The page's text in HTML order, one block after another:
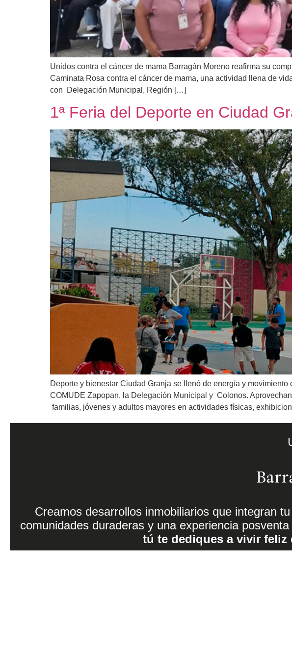
Unidos contra el cáncer de mama Barragán Moreno reafirma su
Caminata Rosa contra el cáncer de mama, una actividad llena de
con Delegación Municipal, Región […]
1ª Feria del Deporte en Ciudad
Deporte y bienestar Ciudad Granja se llenó de energía y
COMUDE Zapopan, la Delegación Municipal y Colonos.
familias, jóvenes y adultos mayores en actividades físicas,
Creamos desarrollos inmobiliarios que integran
comunidades duraderas y una experiencia
tú te dediques a vivir feliz